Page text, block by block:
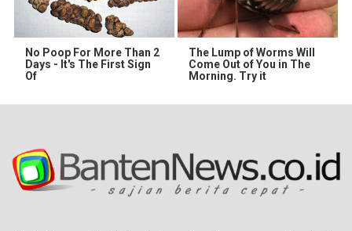
No Poop For More Than 2
Days - It's The First Sign
Of
The Lump of Worms Will
Come Out of You in The
Morning. Try it